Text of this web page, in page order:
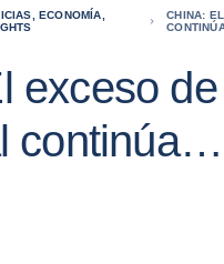
ECONOMÍA,
CHINA:
exceso
continúa…